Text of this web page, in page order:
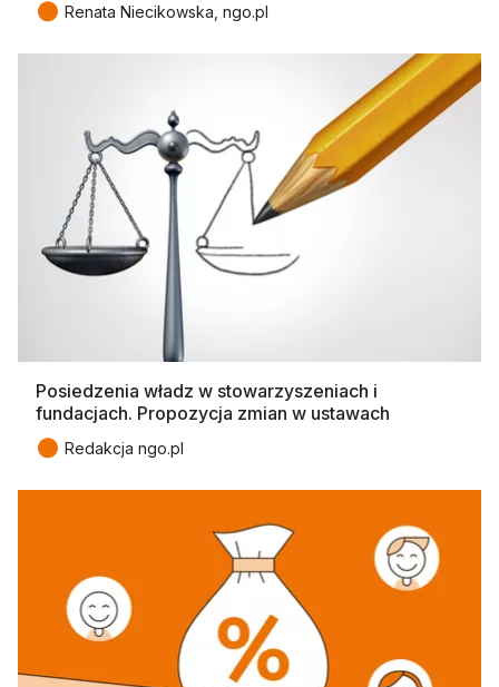
● Renata Niecikowska, ngo.pl
Posiedzenia władz w stowarzyszeniach i
fundacjach. Propozycja zmian w ustawach
● Redakcja ngo.pl